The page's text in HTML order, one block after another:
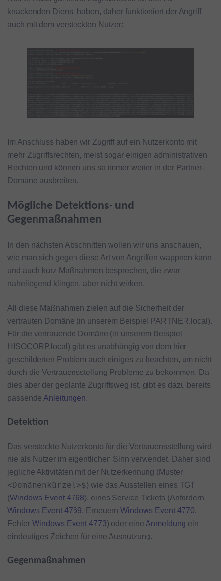
knackenden Dienst haben, daher funktioniert der Angriff
auch mit dem versteckten Nutzer:
Im Anschluss haben wir Zugriff auf ein Nutzerkonto mit
mehr Zugriffsrechten, meist sogar einigen administrativen
Rechten und können uns so immer weiter in der Partner-
Domäne ausbreiten.
Mögliche Detektions- und
Gegenmaßnahmen
In den nächsten Abschnitten wollen wir uns anschauen,
wie man sich gegen diese Art von Angriffen wappnen kann
und auch kurz Maßnahmen besprechen, die zwar
naheliegend klingen, aber nicht wirken.
All diese Maßnahmen zielen auf die Sicherheit der
vertrauten Domäne (in unserem Beispiel PARTNER.local).
Für die vertrauende Domäne (in unserem Beispiel
HISOCORP.local) gibt es unabhängig von dem hier
geschilderten Problem auch einiges zu beachten, um nicht
durch die Vertrauensstellung Probleme zu bekommen. Da
dies aber der geplante Zugriffsweg ist, gibt es dazu bereits
passende Anleitungen.
Detektion
Das versteckte Nutzerkonto für die Vertrauensstellung wird
nie als Nutzer im eigentlichen Sinn verwendet. Daher sind
jegliche Aktivitäten mit der Nutzerkennung (Muster
<Domänenkürzel>$) wie das Ausstellen eines TGT
(Windows Event 4768), eines Service Tickets (Anfordern
Windows Event 4769, Erneuern Windows Event 4770,
Fehler Windows Event 4773) oder eine Anmeldung ein
eindeutiges Zeichen für eine Ausnutzung.
Gegenmaßnahmen